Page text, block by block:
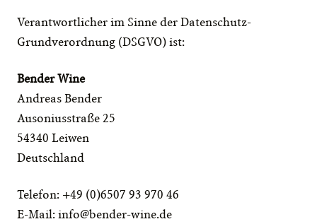
Verantwortlicher im Sinne der Datenschutz-
Grundverordnung (DSGVO) ist:
Bender Wine
Andreas Bender
Ausoniusstraße 25
54340 Leiwen
Deutschland
Telefon: +49 (0)6507 93 970 46
E-Mail: info@bender-wine.de